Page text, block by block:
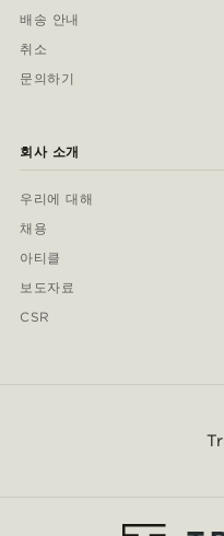
배송 안내
취소
문의하기
회사 소개
우리에 대해
채용
아티클
보도자료
CSR